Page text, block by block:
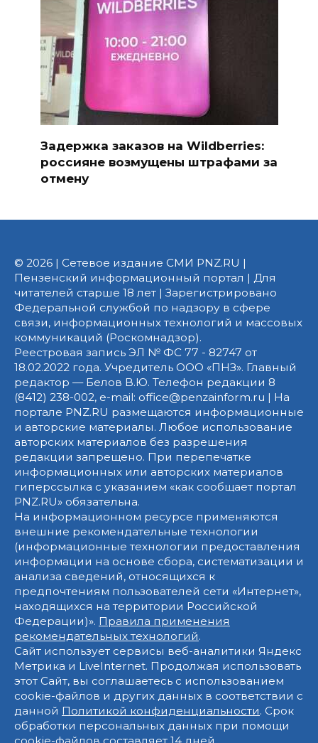
Задержка заказов на Wildberries:
россияне возмущены штрафами за
отмену
© 2026 | Сетевое издание СМИ PNZ.RU |
Пензенский информационный портал | Для
читателей старше 18 лет | Зарегистрировано
Федеральной службой по надзору в сфере
связи, информационных технологий и массовых
коммуникаций (Роскомнадзор).
Реестровая запись ЭЛ № ФС 77 - 82747 от
18.02.2022 года. Учредитель ООО «ПНЗ». Главный
редактор — Белов В.Ю. Телефон редакции 8
(8412) 238-002, e-mail: office@penzainform.ru | На
портале PNZ.RU размещаются информационные
и авторские материалы. Любое использование
авторских материалов без разрешения
редакции запрещено. При перепечатке
информационных или авторских материалов
гиперссылка с указанием «как сообщает портал
PNZ.RU» обязательна.
На информационном ресурсе применяются
внешние рекомендательные технологии
(информационные технологии предоставления
информации на основе сбора, систематизации и
анализа сведений, относящихся к
предпочтениям пользователей сети «Интернет»,
находящихся на территории Российской
Федерации)». Правила применения
рекомендательных технологий.
Сайт использует сервисы веб-аналитики Яндекс
Метрика и LiveInternet. Продолжая использовать
этот Сайт, вы соглашаетесь с использованием
cookie-файлов и других данных в соответствии с
данной Политикой конфиденциальности. Срок
обработки персональных данных при помощи